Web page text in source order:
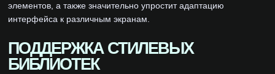
элементов, а также значительно упростит адаптацию
интерфейса к различным экранам.
ПОДДЕРЖКА СТИЛЕВЫХ
БИБЛИОТЕК